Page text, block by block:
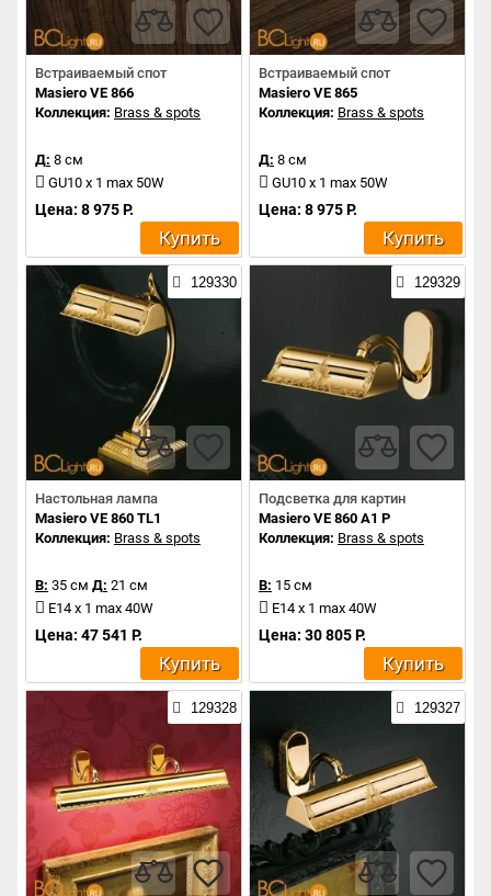
Встраиваемый спот
Masiero VE 866
Коллекция: Brass & spots
Д: 8 см
GU10 x 1 max 50W
Цена: 8 975 Р.
Купить
Встраиваемый спот
Masiero VE 865
Коллекция: Brass & spots
Д: 8 см
GU10 x 1 max 50W
Цена: 8 975 Р.
Купить
129330
Настольная лампа
Masiero VE 860 TL1
Коллекция: Brass & spots
В: 35 см Д: 21 см
E14 x 1 max 40W
Цена: 47 541 Р.
Купить
129329
Подсветка для картин
Masiero VE 860 A1 P
Коллекция: Brass & spots
В: 15 см
E14 x 1 max 40W
Цена: 30 805 Р.
Купить
129328 129327